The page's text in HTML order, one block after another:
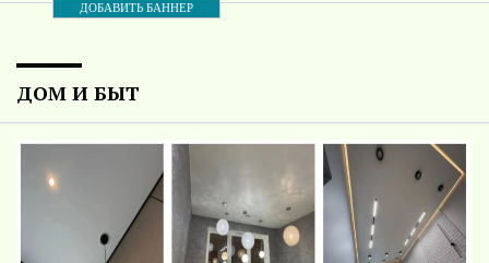
ДОБАВИТЬ БАННЕР
ДОМ И БЫТ